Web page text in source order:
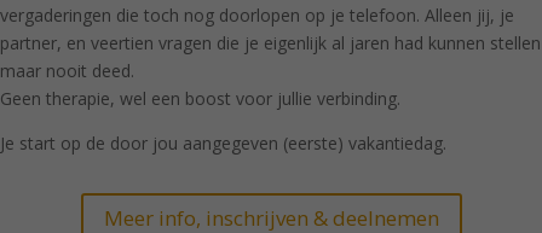
vergaderingen die toch nog doorlopen op je telefoon. Alleen jij, je
partner, en veertien vragen die je eigenlijk al jaren had kunnen stellen
maar nooit deed.
Geen therapie, wel een boost voor jullie verbinding.
Je start op de door jou aangegeven (eerste) vakantiedag.
Meer info, inschrijven & deelnemen